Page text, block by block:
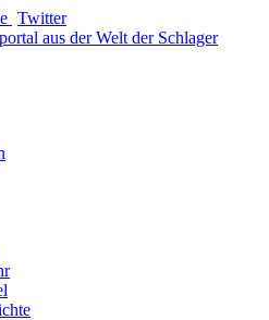
Twitter